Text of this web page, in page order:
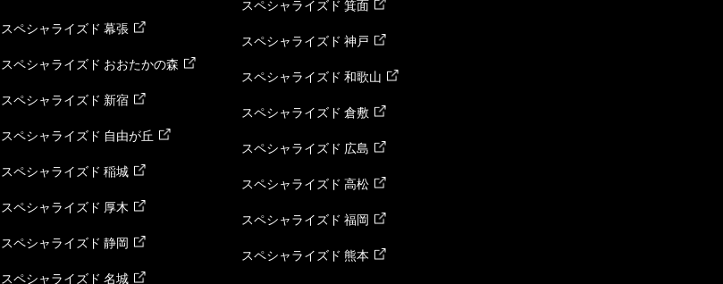
スペシャライズド 幕張
スペシャライズド おおたかの森
スペシャライズド 新宿
スペシャライズド 自由が丘
スペシャライズド 稲城
スペシャライズド 厚木
スペシャライズド 静岡
スペシャライズド 名城
スペシャライズド 箕面
スペシャライズド 神戸
スペシャライズド 和歌山
スペシャライズド 倉敷
スペシャライズド 広島
スペシャライズド 高松
スペシャライズド 福岡
スペシャライズド 熊本